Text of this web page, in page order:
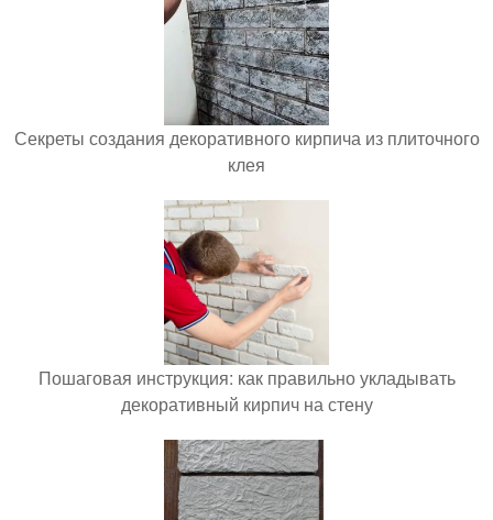
Секреты создания декоративного кирпича из плиточного
клея
Пошаговая инструкция: как правильно укладывать
декоративный кирпич на стену